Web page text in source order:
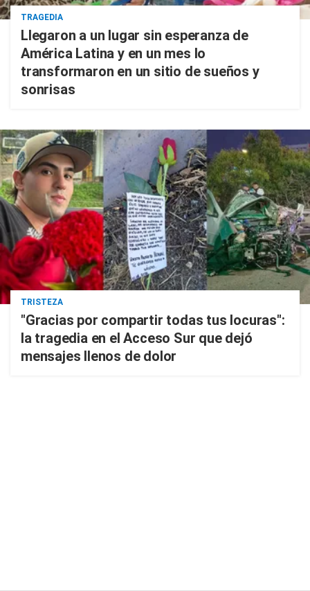
TRAGEDIA
Llegaron a un lugar sin esperanza de
América Latina y en un mes lo
transformaron en un sitio de sueños y
sonrisas
TRISTEZA
"Gracias por compartir todas tus locuras":
la tragedia en el Acceso Sur que dejó
mensajes llenos de dolor